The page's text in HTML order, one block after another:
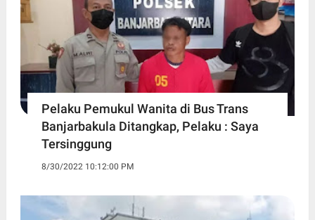
Pelaku Pemukul Wanita di Bus Trans
Banjarbakula Ditangkap, Pelaku : Saya
Tersinggung
8/30/2022 10:12:00 PM